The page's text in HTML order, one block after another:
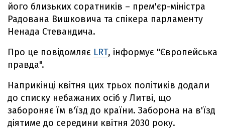
його близьких соратників – прем'єр-міністра
Радована Вишковича та спікера парламенту
Ненада Стевандича.
Про це повідомляє LRT, інформує "Європейська
правда".
Наприкінці квітня цих трьох політиків додали
до списку небажаних осіб у Литві, що
забороняє їм в'їзд до країни. Заборона на в'їзд
діятиме до середини квітня 2030 року.